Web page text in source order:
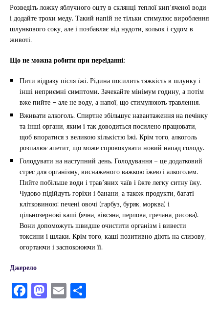
Розведіть ложку яблучного оцту в склянці теплої кип’яченої води
і додайте трохи меду. Такий напій не тільки стимулює вироблення
шлункового соку, але і позбавляє від нудоти, кольок і судом в
животі.
Що не можна робити при переїданні:
Пити відразу після їжі. Рідина посилить тяжкість в шлунку і
інші неприємні симптоми. Зачекайте мінімум годину, а потім
вже пийте – але не воду, а напої, що стимулюють травлення.
Вживати алкоголь. Спиртне збільшує навантаження на печінку
та інші органи, яким і так доводиться посилено працювати,
щоб впоратися з великою кількістю їжі. Крім того, алкоголь
розпалює апетит, що може спровокувати новий напад голоду.
Голодувати на наступний день. Голодування – це додатковий
стрес для організму, виснаженого важкою їжею і алкоголем.
Пийте побільше води і трав’яних чаїв і їжте легку ситну їжу.
Чудово підійдуть горіхи і банани, а також продукти, багаті
клітковиною: печені овочі (гарбуз, буряк, морква) і
цільнозернові каші (ячна, вівсяна, перлова, гречана, рисова).
Вони допоможуть швидше очистити організм і вивести
токсини і шлаки. Крім того, каші позитивно діють на слизову,
огортаючи і заспокоюючи її.
Джерело
F
a
M
a
E
m